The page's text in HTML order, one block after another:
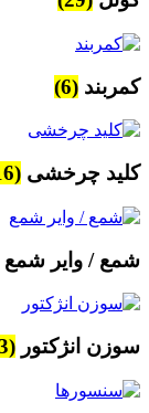
کمربند (6)
کلید چرخشی (16)
شمع / وایر شمع
سوزن انژکتور (23)